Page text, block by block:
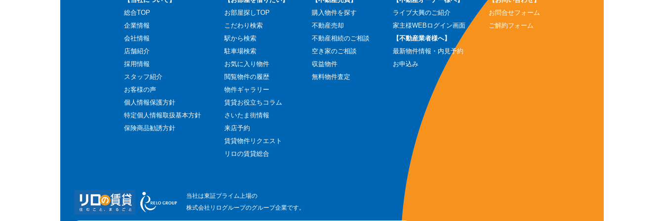
総合TOP
企業情報
会社情報
店舗紹介
採用情報
スタッフ紹介
お客様の声
個人情報保護方針
特定個人情報取扱基本方針
保険商品勧誘方針
お部屋探しTOP
こだわり検索
駅から検索
駐車場検索
お気に入り物件
閲覧物件の履歴
物件ギャラリー
賃貸お役立ちコラム
さいたま街情報
来店予約
賃貸物件リクエスト
リロの賃貸総合
購入物件を探す
不動産売却
不動産相続のご相談
空き家のご相談
収益物件
無料物件査定
ライブ大興のご紹介
家主様WEBログイン画面
【不動産業者様へ】
最新物件情報・内見予約
お申込み
お問合せフォーム
ご解約フォーム
当社は東証プライム上場の
株式会社リログループのグループ企業です。